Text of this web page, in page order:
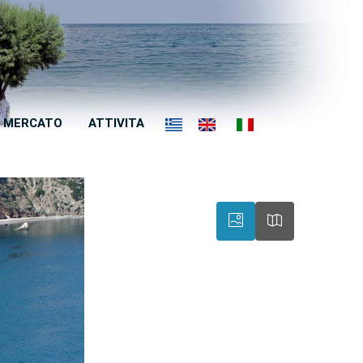
MERCATO ATTIVITA